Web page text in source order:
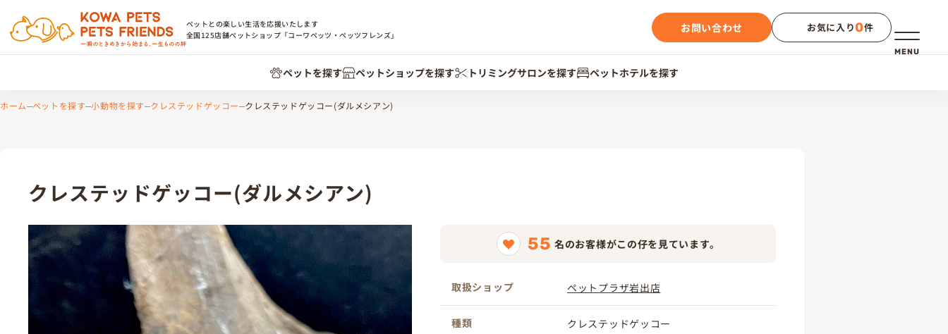
メニュー
MENU
ペットとの楽しい生活を応援いたします
全国125店舗ペットショップ「コーワペッツ・ペッツフレンズ」
お問い合わせ お気に入り0件
ペットを探す ペットショップを探す トリミングサロンを探す ペットホテルを探す
ホーム ペットを探す 小動物を探す クレステッドゲッコー クレステッドゲッコー(ダルメシアン)
クレステッドゲッコー(ダルメシアン)
55 名のお客様がこの仔を見ています。
取扱ショップ ペットプラザ岩出店
種類 クレステッドゲッコー